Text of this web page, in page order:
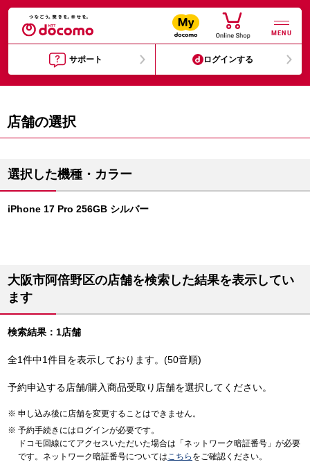
MENU
サポート ログインする
店舗の選択
選択した機種・カラー
iPhone 17 Pro 256GB シルバー
大阪市阿倍野区の店舗を検索した結果を表示してい
ます
検索結果：1店舗
全1件中1件目を表示しております。(50音順)
予約申込する店舗/購入商品受取り店舗を選択してください。
申し込み後に店舗を変更することはできません。
予約手続きにはログインが必要です。
ドコモ回線にてアクセスいただいた場合は「ネットワーク暗証番号」が必要
です。ネットワーク暗証番号についてはこちら をご確認ください。